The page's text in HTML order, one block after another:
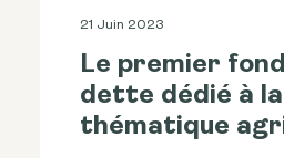
21 Juin 2023
Le premier
dette dédié à la
thématique